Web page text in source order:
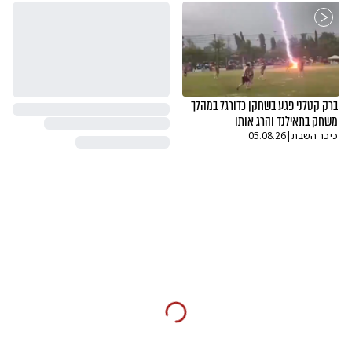
ברק קטלני פגע בשחקן כדורגל במהלך
משחק בתאילנד והרג אותו
כיכר השבת|
05.08.26